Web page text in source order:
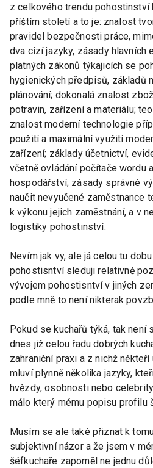
z celkového trendu pohostinství
příštím století a to je: znalost
pravidel bezpečnosti práce,
dva cizí jazyky, zásady hlavních
platných zákonů týkajicích se
hygienických předpisů, základů
plánování; dokonalá znalost
potravin, zařízení a materiálu;
znalost moderní technologie
použití a maximální využití
zařízení; základy účetnictví,
včetně ovládání počítače wordu
hospodářství; zásady správné
naučit nevyučené zaměstnance
k výkonu jejich zaměstnání, a v
logistiky pohostinství.
Nevím jak vy, ale já celou tu
pohostisntví sleduji relativně
vývojem pohostisntví v jiných
podle mně to není nikterak
Pokud se kuchařů týká, tak není
dnes již celou řadu dobrých
zahraniční praxi a z nichž
mluví plynně několika jazyky,
hvězdy, osobnosti nebo
málo který mému popisu profilu
Musím se ale také přiznat k
subjektivní názor a že jsem v
šéfkuchaře zapoměl ne jednu